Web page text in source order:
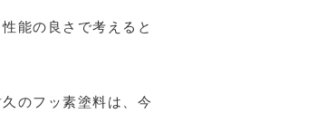
能の良さで考えると
のフッ素塗料は、今